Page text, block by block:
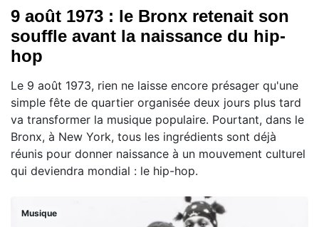
9 août 1973 : le Bronx retenait son
souffle avant la naissance du hip-
hop
Le 9 août 1973, rien ne laisse encore présager qu'une
simple fête de quartier organisée deux jours plus tard
va transformer la musique populaire. Pourtant, dans le
Bronx, à New York, tous les ingrédients sont déjà
réunis pour donner naissance à un mouvement culturel
qui deviendra mondial : le hip-hop.
Musique